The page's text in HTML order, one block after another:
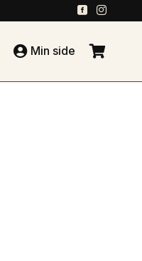
 
 Min side 